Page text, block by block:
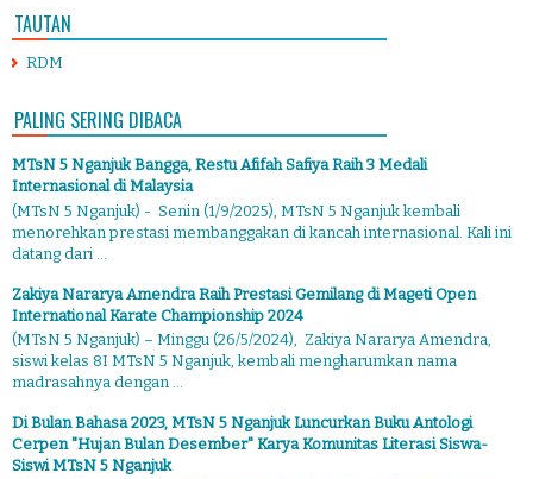
TAUTAN
RDM
PALING SERING DIBACA
MTsN 5 Nganjuk Bangga, Restu Afifah Safiya Raih 3 Medali
Internasional di Malaysia
(MTsN 5 Nganjuk) - Senin (1/9/2025), MTsN 5 Nganjuk kembali
menorehkan prestasi membanggakan di kancah internasional. Kali ini
datang dari ...
Zakiya Nararya Amendra Raih Prestasi Gemilang di Mageti Open
International Karate Championship 2024
(MTsN 5 Nganjuk) – Minggu (26/5/2024), Zakiya Nararya Amendra,
siswi kelas 8I MTsN 5 Nganjuk, kembali mengharumkan nama
madrasahnya dengan ...
Di Bulan Bahasa 2023, MTsN 5 Nganjuk Luncurkan Buku Antologi
Cerpen "Hujan Bulan Desember" Karya Komunitas Literasi Siswa-
Siswi MTsN 5 Nganjuk